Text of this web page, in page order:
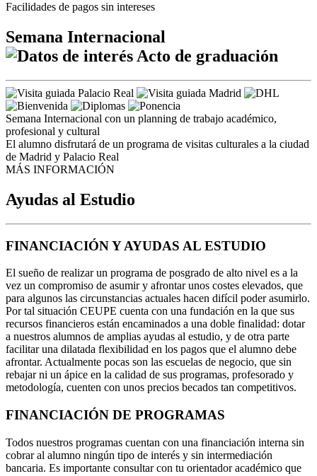
Facilidades de pagos sin intereses
Semana Internacional
Acto de graduación
Semana Internacional con un planning de trabajo académico,
profesional y cultural
El alumno disfrutará de un programa de visitas culturales a la ciudad
de Madrid y Palacio Real
MÁS INFORMACIÓN
Ayudas al Estudio
FINANCIACIÓN Y AYUDAS AL ESTUDIO
El sueño de realizar un programa de posgrado de alto nivel es a la
vez un compromiso de asumir y afrontar unos costes elevados, que
para algunos las circunstancias actuales hacen difícil poder asumirlo.
Por tal situación CEUPE cuenta con una fundación en la que sus
recursos financieros están encaminados a una doble finalidad: dotar
a nuestros alumnos de amplias ayudas al estudio, y de otra parte
facilitar una dilatada flexibilidad en los pagos que el alumno debe
afrontar. Actualmente pocas son las escuelas de negocio, que sin
rebajar ni un ápice en la calidad de sus programas, profesorado y
metodología, cuenten con unos precios becados tan competitivos.
FINANCIACIÓN DE PROGRAMAS
Todos nuestros programas cuentan con una financiación interna sin
cobrar al alumno ningún tipo de interés y sin intermediación
bancaria. Es importante consultar con tu orientador académico que